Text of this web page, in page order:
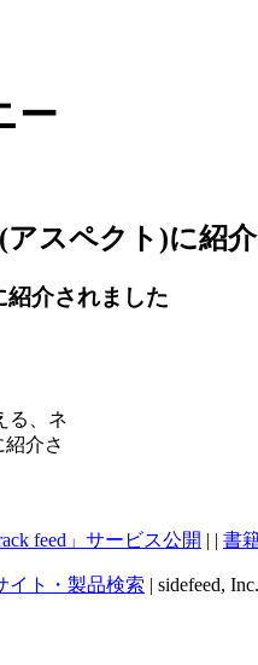
ー
アスペクト)に紹
紹介されました
る、ネ
介さ
feed」サービス公開 | | 書
イト・製品検索 | sidefeed, Inc.